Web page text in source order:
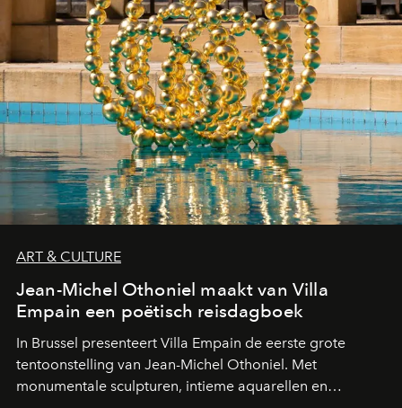
ART & CULTURE
Jean-Michel Othoniel maakt van Villa
Empain een poëtisch reisdagboek
In Brussel presenteert Villa Empain de eerste grote
tentoonstelling van Jean-Michel Othoniel. Met
monumentale sculpturen, intieme aquarellen en